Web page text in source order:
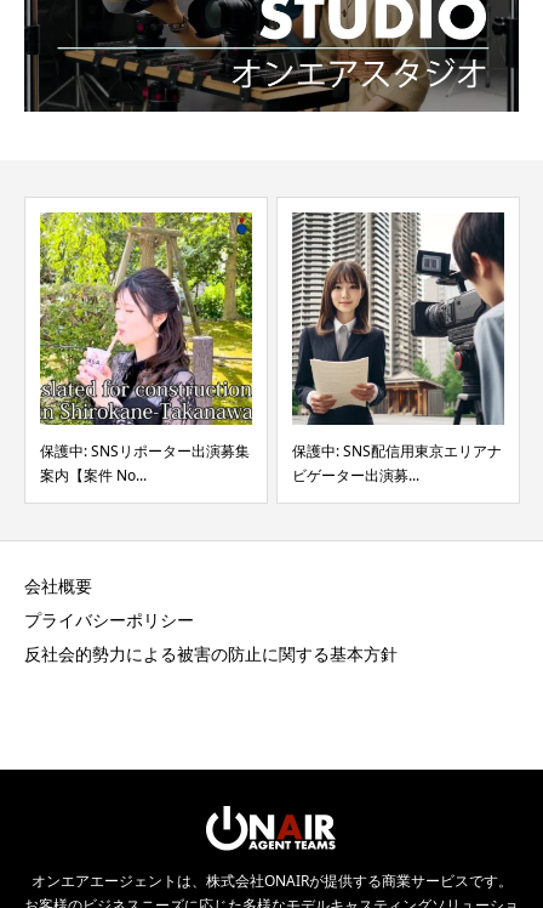
保護中: SNSリポーター出演募集
案内【案件 No...
保護中: SNS配信用東京エリアナ
ビゲーター出演募...
会社概要
プライバシーポリシー
反社会的勢力による被害の防止に関する基本方針
オンエアエージェントは、株式会社ONAIRが提供する商業サービスです。